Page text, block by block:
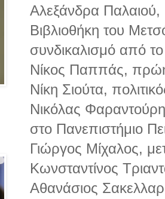
Αλεξάνδρα Παλαιού,
Βιβλιοθήκη του
συνδικαλισμό από
Νίκος Παππάς,
Νίκη Σιούτα,
Νικόλας
στο Πανεπιστήμιο
Γιώργος Μίχαλος,
Κωνσταντίνος
Αθανάσιος